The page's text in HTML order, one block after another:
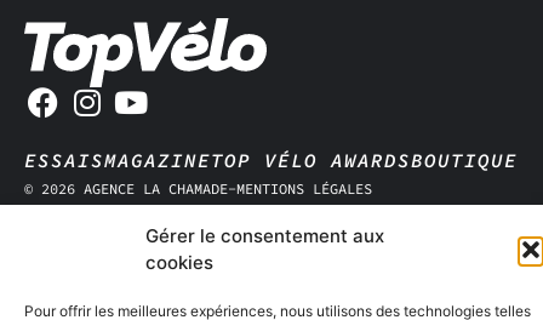
Gérer le consentement aux
cookies
Pour offrir les meilleures expériences, nous utilisons des technologies telles
ESSAISMAGAZINETOP VÉLO AWARDSBOUTIQUE
© 2026 AGENCE LA CHAMADE-MENTIONS LÉGALES